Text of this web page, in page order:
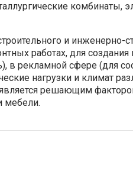
комбинаты,
и инженерно-
работах, для
в рекламной сфере (для
нагрузки и климат
решающим
мебели.